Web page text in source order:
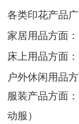
各类印花产品
家居用品方面
床上用品方面
户外休闲用品
服装产品方面
动服）